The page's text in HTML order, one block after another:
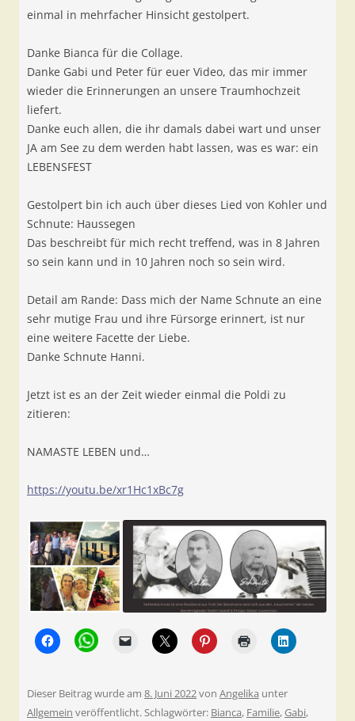
einmal in mehrfacher Hinsicht gestolpert.
Danke Bianca für die Collage.
Danke Gabi und Peter für euer Video, das mir immer
wieder die Erinnerungen an unsere Traumhochzeit
liefert.
Danke euch allen, die ihr damals dabei wart und unser
JA am See zu dem werden habt lassen, was es war: ein
LEBENSFEST
Gestolpert bin ich auch über dieses Lied von Kohler und
Schnute: Haussegen
Das beschreibt für mich recht treffend, was in 8 Jahren
so sein kann und in 10 Jahren noch so sein wird.
Detail am Rande: Dass mich der Name Schnute an eine
sehr mutige Frau und ihre Fürsorge erinnert, ist nur
eine weitere Facette der Liebe.
Danke Schnute Hanni.
Jetzt ist es an der Zeit wieder einmal die Poldi zu
zitieren:
NAMASTE LEBEN und…
https://youtu.be/xr1Hc1xBc7g
Dieser Beitrag wurde am 8. Juni 2022von Angelika unter
Allgemein veröffentlicht. Schlagwörter: Bianca, Familie, Gabi,